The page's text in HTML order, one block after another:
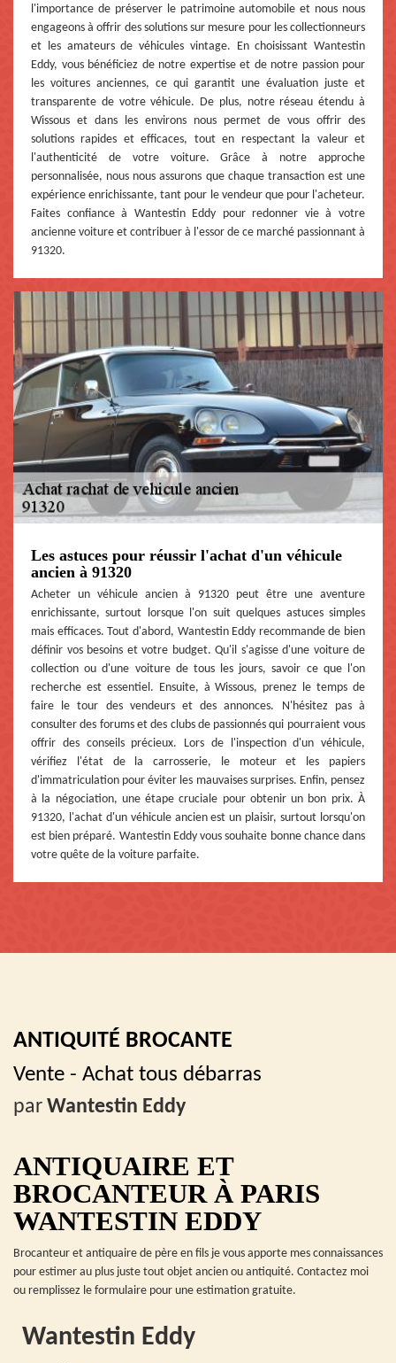
l'importance de préserver le patrimoine automobile et nous nous
engageons à offrir des solutions sur mesure pour les collectionneurs
et les amateurs de véhicules vintage. En choisissant Wantestin
Eddy, vous bénéficiez de notre expertise et de notre passion pour
les voitures anciennes, ce qui garantit une évaluation juste et
transparente de votre véhicule. De plus, notre réseau étendu à
Wissous et dans les environs nous permet de vous offrir des
solutions rapides et efficaces, tout en respectant la valeur et
l'authenticité de votre voiture. Grâce à notre approche
personnalisée, nous nous assurons que chaque transaction est une
expérience enrichissante, tant pour le vendeur que pour l'acheteur.
Faites confiance à Wantestin Eddy pour redonner vie à votre
ancienne voiture et contribuer à l'essor de ce marché passionnant à
91320.
Les astuces pour réussir l'achat d'un véhicule
ancien à 91320
Acheter un véhicule ancien à 91320 peut être une aventure
enrichissante, surtout lorsque l'on suit quelques astuces simples
mais efficaces. Tout d'abord, Wantestin Eddy recommande de bien
définir vos besoins et votre budget. Qu'il s'agisse d'une voiture de
collection ou d'une voiture de tous les jours, savoir ce que l'on
recherche est essentiel. Ensuite, à Wissous, prenez le temps de
faire le tour des vendeurs et des annonces. N'hésitez pas à
consulter des forums et des clubs de passionnés qui pourraient vous
offrir des conseils précieux. Lors de l'inspection d'un véhicule,
vérifiez l'état de la carrosserie, le moteur et les papiers
d'immatriculation pour éviter les mauvaises surprises. Enfin, pensez
à la négociation, une étape cruciale pour obtenir un bon prix. À
91320, l'achat d'un véhicule ancien est un plaisir, surtout lorsqu'on
est bien préparé. Wantestin Eddy vous souhaite bonne chance dans
votre quête de la voiture parfaite.
ANTIQUITÉ BROCANTE
Vente - Achat tous débarras
par Wantestin Eddy
ANTIQUAIRE ET
BROCANTEUR À PARIS
WANTESTIN EDDY
Brocanteur et antiquaire de père en fils je vous apporte mes connaissances
pour estimer au plus juste tout objet ancien ou antiquité. Contactez moi
ou remplissez le formulaire pour une estimation gratuite.
Wantestin Eddy